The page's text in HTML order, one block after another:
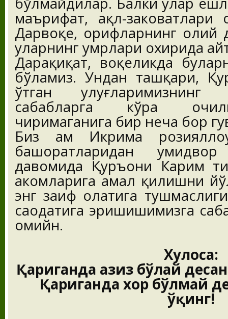
маърифат, ақл-заковатлари
Дарвоқе, орифларнинг олий
уларнинг умрлари охирида
Дарҳақиқат, воқеликда
бўламиз. Ундан ташқари,
ўтган
сабабларга кўра
чиримаганига бир неча бор
Биз ҳам Икрима
башоратларидан
давомида Қуръони Карим
аҳкомларига амал қилишни
энг заиф ҳолатига
саодатига эришишимизга
омийн.
Хулоса:
Қариганда азиз бўлай
Қариганда хор бўлмай
ўқинг!